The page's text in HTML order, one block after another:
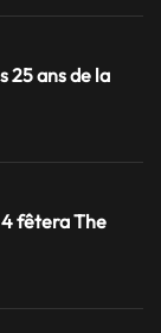
25 ans de la
fêtera The